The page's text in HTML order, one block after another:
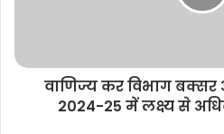
वाणिज्य कर विभाग बक्सर
2024-25 में लक्ष्य से